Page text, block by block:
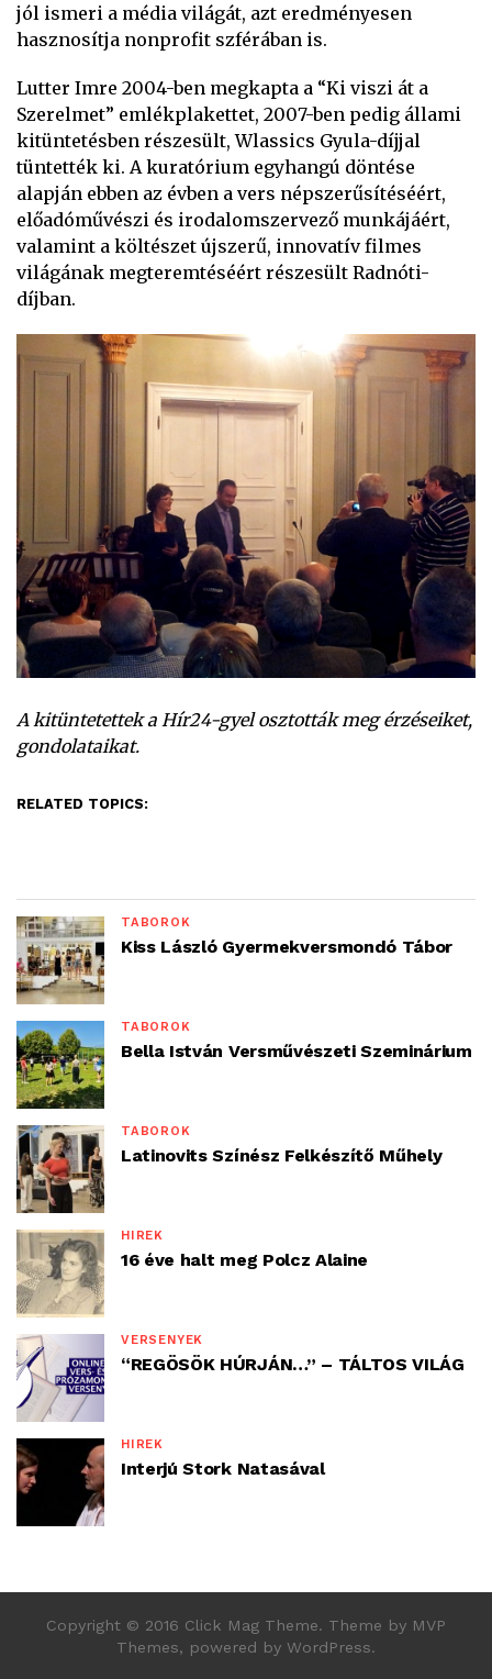
jól ismeri a média világát, azt eredményesen
hasznosítja nonprofit szférában is.
Lutter Imre 2004-ben megkapta a “Ki viszi át a
Szerelmet” emlékplakettet, 2007-ben pedig állami
kitüntetésben részesült, Wlassics Gyula-díjjal
tüntették ki. A kuratórium egyhangú döntése
alapján ebben az évben a vers népszerűsítéséért,
előadóművészi és irodalomszervező munkájáért,
valamint a költészet újszerű, innovatív filmes
világának megteremtéséért részesült Radnóti-
díjban.
A kitüntetettek a Hír24-gyel osztották meg érzéseiket,
gondolataikat.
RELATED TOPICS:
TÁBOROK
Kiss László Gyermekversmondó Tábor
TÁBOROK
Bella István Versművészeti Szeminárium
TÁBOROK
Latinovits Színész Felkészítő Műhely
HÍREK
16 éve halt meg Polcz Alaine
VERSENYEK
“REGÖSÖK HÚRJÁN…” – TÁLTOS VILÁG
HÍREK
Interjú Stork Natasával
Copyright © 2016 Click Mag Theme. Theme by MVP
Themes, powered by WordPress.